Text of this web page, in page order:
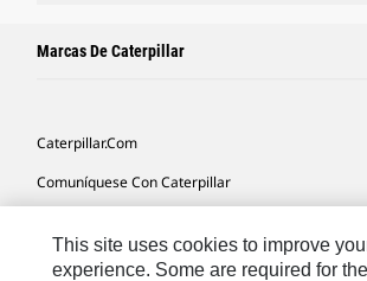
Marcas De Caterpillar
Caterpillar.com
Comuníquese Con Caterpillar
Mapa Del Sitio
This site uses cookies to improve
experience. Some are required for